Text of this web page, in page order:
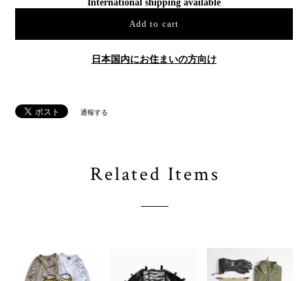
International shipping available
Add to cart
日本国内にお住まいの方向け
通報する
Related Items